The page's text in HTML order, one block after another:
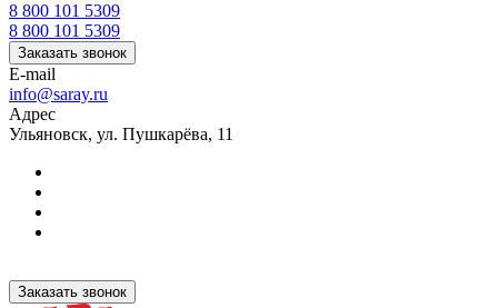
8 800 101 5309
8 800 101 5309
Заказать звонок
E-mail
info@saray.ru
Адрес
Ульяновск, ул. Пушкарёва, 11
Заказать звонок